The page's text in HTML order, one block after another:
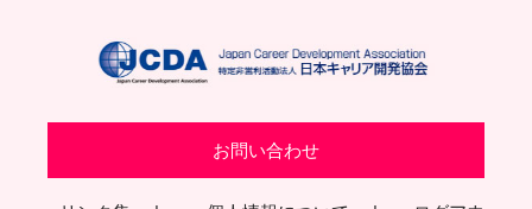
お問い合わせ